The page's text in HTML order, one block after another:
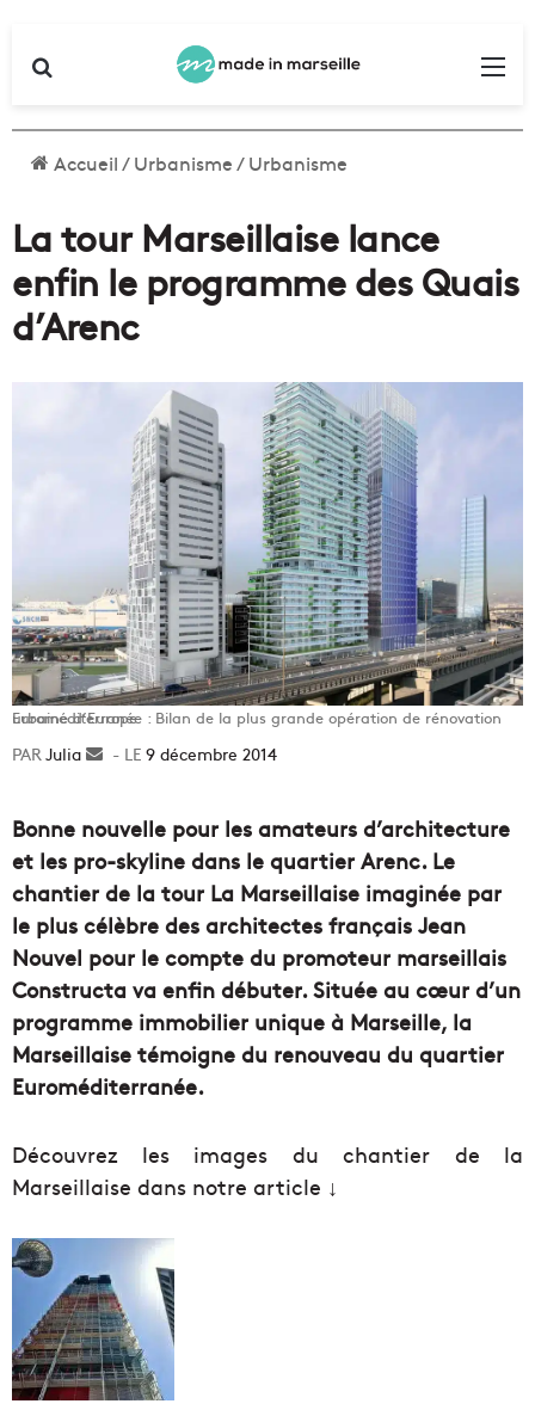
Accueil/Urbanisme/Urbanisme
La tour Marseillaise lance
enfin le programme des Quais
d’Arenc
Euroméditerranée : Bilan de la plus grande opération de rénovation urbaine d’Europe
Julia
Envoyer9 décembre 2014
Bonne nouvelle pour les amateurs d’architecture
et les pro-skyline dans le quartier Arenc. Le
chantier de la tour La Marseillaise imaginée par
le plus célèbre des architectes français Jean
Nouvel pour le compte du promoteur marseillais
Constructa va enfin débuter. Située au cœur d’un
programme immobilier unique à Marseille, la
Marseillaise témoigne du renouveau du quartier
Euroméditerranée.
Découvrez les images du chantier de la
Marseillaise dans notre article ↓